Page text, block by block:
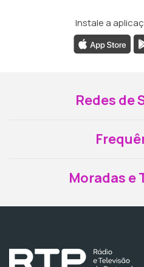
Instale a
Redes de
Moradas e